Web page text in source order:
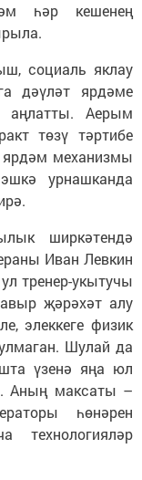
һәр кешенең
социаль яклау
дәүләт ярдәме
аңлатты. Аерым
төзү тәртибе
ярдәм механизмы
урнашканда
ширкәтендә
Иван Левкин
тренер-укытучы
җәрәхәт алу
элеккеге физик
Шулай да
үзенә яңа юл
Аның максаты –
һөнәрен
технологияләр